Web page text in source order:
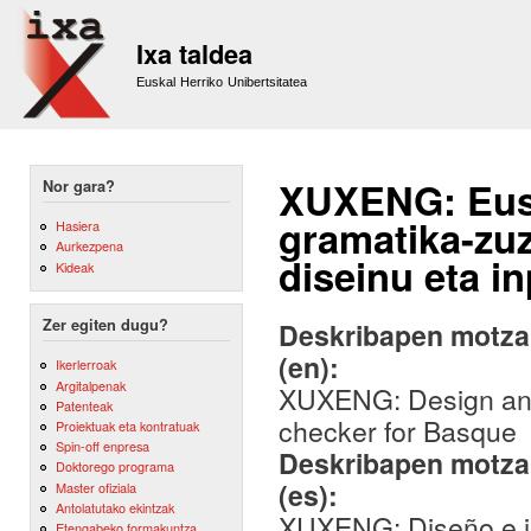
Ixa taldea
Euskal Herriko Unibertsitatea
Nor gara?
Hasiera
Aurkezpena
Kideak
Zer egiten dugu?
Ikerlerroak
Argitalpenak
Patenteak
Proiektuak eta kontratuak
Spin-off enpresa
Doktorego programa
Master ofiziala
Antolatutako ekintzak
XUXENG:
gramatika-
diseinu eta
Deskribapen
(en):
XUXENG: Design
checker for Basque
Deskribapen
(es):